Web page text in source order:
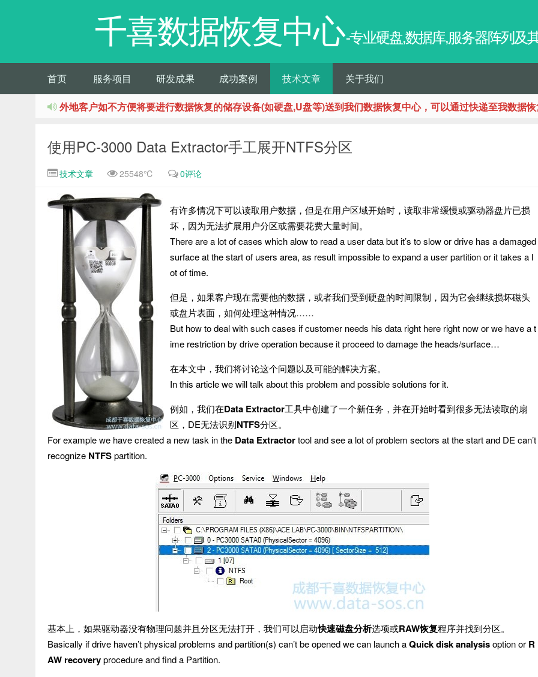
千喜数据恢复中心-专业硬盘,数据库,服务器阵列及
首页 服务项目 研发成果 成功案例 技术文章 关于我们
外地客户如不方便将要进行数据恢复的储存设备(如硬盘,U盘等)送到我们数据恢复中心，可以通过快递至我数据恢
使用PC-3000 Data Extractor手工展开NTFS分区
技术文章 25548℃ 0评论
有许多情况下可以读取用户数据，但是在用户区域开始时，读取非常缓慢或驱动器盘片已损
坏，因为无法扩展用户分区或需要花费大量时间。
There are a lot of cases which alow to read a user data but it’s to slow or drive has a damaged
surface at the start of users area, as result impossible to expand a user partition or it takes a l
ot of time.
但是，如果客户现在需要他的数据，或者我们受到硬盘的时间限制，因为它会继续损坏磁头
或盘片表面，如何处理这种情况……
But how to deal with such cases if customer needs his data right here right now or we have a t
ime restriction by drive operation because it proceed to damage the heads/surface…
在本文中，我们将讨论这个问题以及可能的解决方案。
In this article we will talk about this problem and possible solutions for it.
例如，我们在Data Extractor工具中创建了一个新任务，并在开始时看到很多无法读取的扇
区，DE无法识别NTFS分区。
For example we have created a new task in the Data Extractortool and see a lot of problem sectors at the start and DE can’t
recognize NTFSpartition.
基本上，如果驱动器没有物理问题并且分区无法打开，我们可以启动快速磁盘分析选项或RAW恢复程序并找到分区。
Basically if drive haven’t physical problems and partition(s) can’t be opened we can launch aQuick disk analysisoption or R
AW recoveryprocedure and find a Partition.